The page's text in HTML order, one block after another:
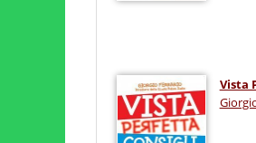
Vista